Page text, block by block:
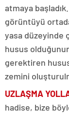
atmaya
görüntüyü
yasa düzeyinde
husus
gerektiren
zemini
UZLAŞMA
hadise, bize